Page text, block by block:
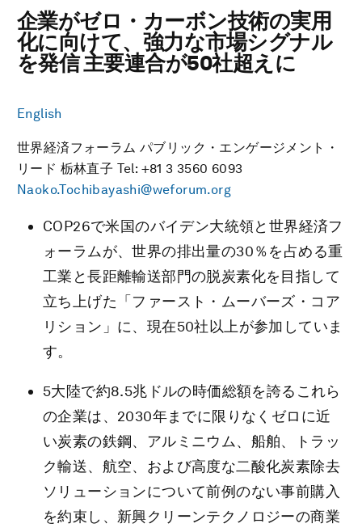
企業がゼロ・カーボン技術の実用
化に向けて、強力な市場シグナル
を発信 主要連合が50社超えに
English
世界経済フォーラム パブリック・エンゲージメント・
リード 栃林直子 Tel: +81 3 3560 6093
Naoko.Tochibayashi@weforum.org
COP26で米国のバイデン大統領と世界経済フ
ォーラムが、世界の排出量の30％を占める重
工業と長距離輸送部門の脱炭素化を目指して
立ち上げた「ファースト・ムーバーズ・コア
リション」に、現在50社以上が参加していま
す。
5大陸で約8.5兆ドルの時価総額を誇るこれら
の企業は、2030年までに限りなくゼロに近
い炭素の鉄鋼、アルミニウム、船舶、トラッ
ク輸送、航空、および高度な二酸化炭素除去
ソリューションについて前例のない事前購入
を約束し、新興クリーンテクノロジーの商業